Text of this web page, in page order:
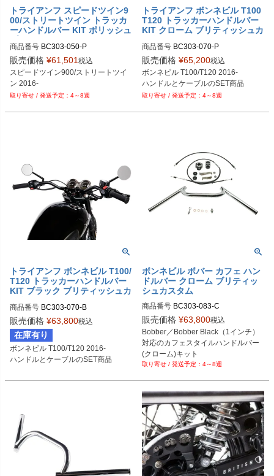
トライアンフ スピードツイン9
00/ストリートツイン トラッカ
ーハンドルバー KIT ポリッシュ
ブリティッシュカスタム
商品番号 BC303-050-P
販売価格 ¥61,501 税込
スピードツイン900/ストリートツイ
ン 2016-
4～8週
トライアンフ ボンネビル T100
T120 トラッカーハンドルバー
KIT クローム ブリティッシュカ
商品番号 BC303-070-P
販売価格 ¥65,200税込
ボンネビル T100/T120 2016-
ハンドルとケーブルのSET商品
4～8週
トライアンフ ボンネビル T100/
T120 トラッカーハンドルバー
KIT ブラック ブリティッシュカ
商品番号 BC303-070-B
販売価格 ¥63,800税込
在庫有り
ボンネビル T100/T120 2016-
ハンドルとケーブルのSET商品
ボンネビル ボバー カフェ ハン
ドルバー クローム ブリティッ
シュカスタム
商品番号 BC303-083-C
販売価格 ¥63,800税込
Bobber／Bobber Black（1インチ）
対応のカフェスタイルハンドルバー
(クローム)キット
4～8週